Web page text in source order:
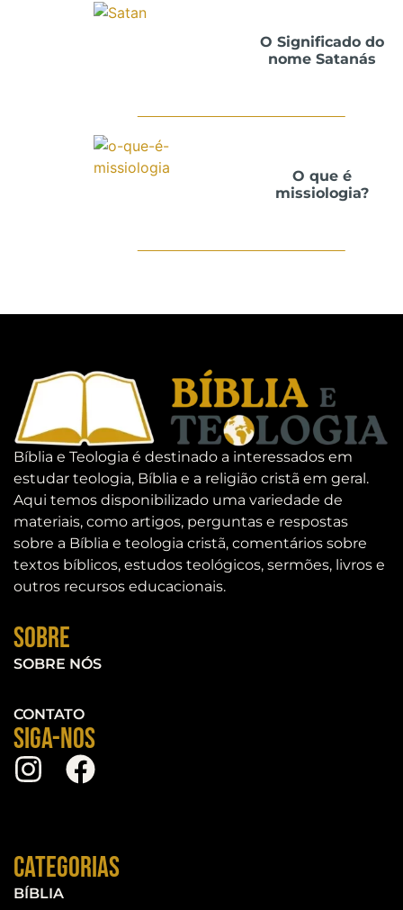
O Significado do
nome Satanás
O que é
missiologia?
Bíblia e Teologia é destinado a interessados em
estudar teologia, Bíblia e a religião cristã em geral.
Aqui temos disponibilizado uma variedade de
materiais, como artigos, perguntas e respostas
sobre a Bíblia e teologia cristã, comentários sobre
textos bíblicos, estudos teológicos, sermões, livros e
outros recursos educacionais.
Sobre
SOBRE NÓS
CONTATO
Siga-nos
Categorias
BÍBLIA